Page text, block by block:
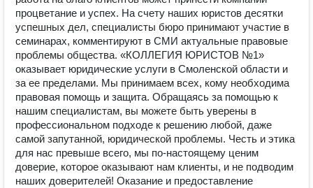
процветание и успех. На счету наших юристов десятки
успешных дел, специалисты бюро принимают участие в
семинарах, комментируют в СМИ актуальные правовые
проблемы общества. «КОЛЛЕГИЯ ЮРИСТОВ №1»
оказывает юридические услуги в Смоленской области и
за ее пределами. Мы принимаем всех, кому необходима
правовая помощь и защита. Обращаясь за помощью к
нашим специалистам, вы можете быть уверены в
профессиональном подходе к решению любой, даже
самой запутанной, юридической проблемы. Честь и этика
для нас превыше всего, мы по-настоящему ценим
доверие, которое оказывают нам клиенты, и не подводим
наших доверителей! Оказание и предоставление